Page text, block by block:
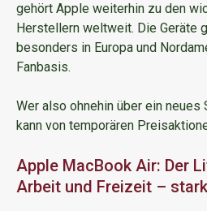
gehört Apple weiterhin zu den
Herstellern weltweit. Die Geräte
besonders in Europa und
Fanbasis.
Wer also ohnehin über ein neues
kann von temporären
Apple MacBook Air: Der
Arbeit und Freizeit –